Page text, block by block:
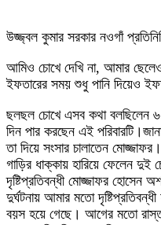
উজ্জ্বল কুমার সরকার নওগাঁ
আমিও চোখে দেখি না, আমার
ইফতারের সময় শুধু পানি দিয়েও
ছলছল চোখে এসব কথা বলছিলেন
দিন পার করছেন এই
তা দিয়ে সংসার চালাতেন
গাড়ির ধাক্কায় হারিয়ে ফেলেন দুই
দৃষ্টিপ্রতিবন্ধী মোজ্জাফর হোসেন
দুর্ঘটনায় আমার মতো
বয়স হয়ে গেছে। আগের মতো